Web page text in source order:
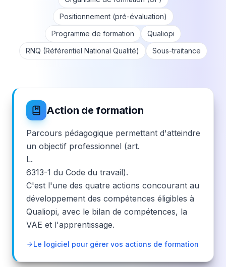
Positionnement (pré-évaluation)
Programme de formation
Qualiopi
RNQ (Référentiel National Qualité)
Sous-traitance
Action de formation
Parcours pédagogique permettant d'atteindre
un objectif professionnel (art.
L.
6313-1 du Code du travail).
C'est l'une des quatre actions concourant au
développement des compétences éligibles à
Qualiopi, avec le bilan de compétences, la
VAE et l'apprentissage.
Le logiciel pour gérer vos actions de formation